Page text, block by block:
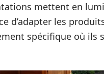
mettent en
d’adapter les
spécifique où ils